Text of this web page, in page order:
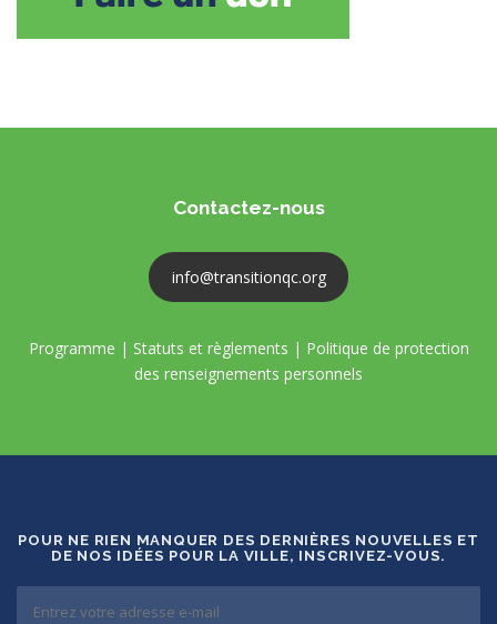
Contactez-nous
info@transitionqc.org
Programme | Statuts et règlements | Politique de protection
des renseignements personnels
POUR NE RIEN MANQUER DES DERNIÈRES NOUVELLES ET
DE NOS IDÉES POUR LA VILLE, INSCRIVEZ-VOUS.